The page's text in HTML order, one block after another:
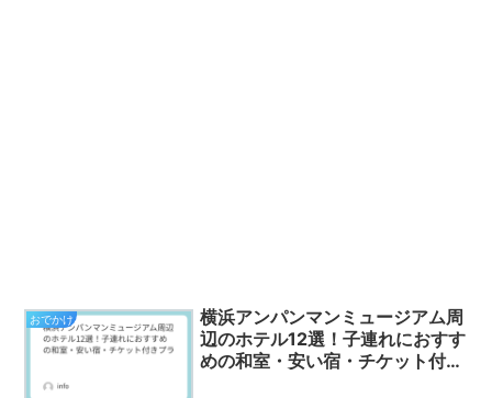
おでかけ
横浜アンパンマンミュージアム周
辺のホテル12選！子連れにおすす
めの和室・安い宿・チケット付き